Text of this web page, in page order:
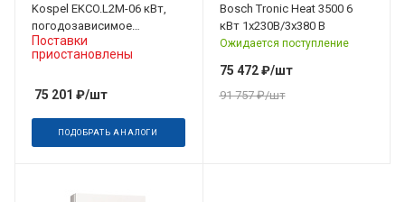
Kospel EKCO.L2M-06 кВт,
погодозависимое
управление 220/380 В
Поставки
приостановлены
75 201 ₽/шт
ПОДОБРАТЬ АНАЛОГИ
Bosch Tronic Heat 3500 6
кВт 1x230В/3х380 В
Ожидается поступление
75 472₽/шт
91 757₽/шт